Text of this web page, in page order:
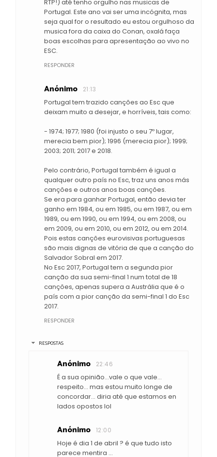
RTP!) até tenho orgulho nas musicas de
Portugal. Este ano vai ser uma incógnita, mas
seja qual for o resultado eu estou orgulhoso da
musica fora da caixa do Conan, oxalá faça
boas escolhas para apresentação ao vivo no
ESC.
RESPONDER
Anónimo 21:13
Portugal tem trazido canções ao Esc que
deixam muito a desejar, e horríveis, tais como:
- 1974; 1977; 1980 (foi injusto o seu 7º lugar,
merecia bem pior); 1996 (merecia pior); 1999;
2003; 2011; 2017 e 2018.
Pelo contrário, Portugal também é igual a
qualquer outro país no Esc, traz uns anos más
canções e outros anos boas canções.
Se era para ganhar Portugal, então devia ter
ganho em 1984, ou em 1985, ou em 1987, ou em
1989, ou em 1990, ou em 1994, ou em 2008, ou
em 2009, ou em 2010, ou em 2012, ou em 2014.
Pois estas canções eurovisivas portuguesas
são mais dignas de vitória de que a canção do
Salvador Sobral em 2017.
No Esc 2017, Portugal tem a segunda pior
canção da sua semi-final 1 num total de 18
canções, apenas supera a Austrália que é o
país com a pior canção da semi-final 1 do Esc
2017.
RESPONDER
RESPOSTAS
Anónimo 22:46
É a sua opinião...vale o que vale...
respeito... mas estou muito longe de
concordar... diria até que estamos en
lados opostos lol
Anónimo 12:00
Hoje é dia 1 de abril ? é que tudo isto
parece mentira ...